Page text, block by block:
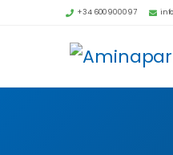
+34 600900097